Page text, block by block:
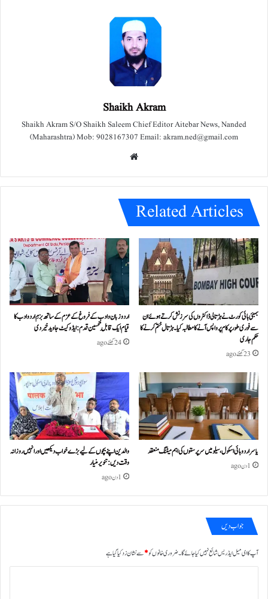
Shaikh Akram
Shaikh Akram S/O Shaikh Saleem Chief Editor Aitebar News, Nanded
(Maharashtra) Mob: 9028167307 Email: akram.ned@gmail.com
e
Related Articles
بمبئی ہائی کورٹ نے ہڑتالی ڈاکٹروں کی سرزنش کرتے ہوئے ان
سے فوری طور پر کام پر واپس آنے کا مطالبہ کیا۔ہڑتال ختم کرنے کا
حکم جاری
23 گھنٹے ago
اردو زبان و ادب کے فروغ کے عزم کے ساتھ بزمِ اردو ادب کا
قیام ایک قابلِ تحسین قدم : ایڈوکیٹ جاوید خیردی
24 گھنٹے ago
یاسر اردو ہائی اسکول، سیلو میں سرپرستوں کی اہم میٹنگ منعقد
1 دن ago
والدین اپنے بچوں کے لیے بڑے خواب دیکھیں اور انہیں روزانہ
وقت دیں : تنویر منیار
1 دن ago
جواب دیں
آپ کا ای میل ایڈریس شائع نہیں کیا جائے گا۔ضروری خانوں کو*سے نشان زد کیا گیا ہے